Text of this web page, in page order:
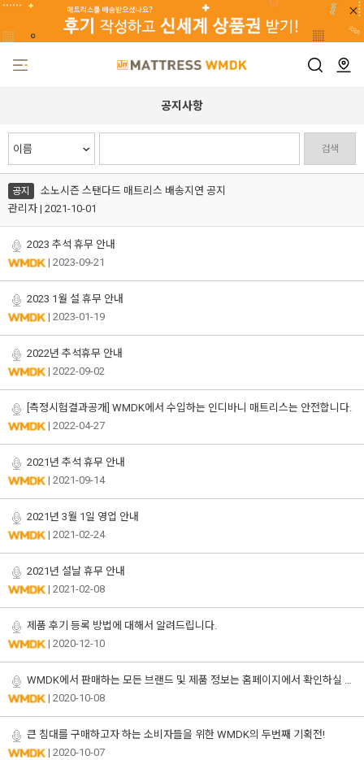
공지사항
검색
공지
소노시즌 스탠다드 매트리스 배송지연 공지
관리자 | 2021-10-01
2023 추석 휴무 안내
| 2023-09-21
2023 1월 설 휴무 안내
| 2023-01-19
2022년 추석휴무 안내
| 2022-09-02
[측정시험결과공개] WMDK에서 수입하는 인디바니 매트리스는 안전합니다.
| 2022-04-27
2021년 추석 휴무 안내
| 2021-09-14
2021년 3월 1일 영업 안내
| 2021-02-24
2021년 설날 휴무 안내
| 2021-02-08
제품 후기 등록 방법에 대해서 알려드립니다.
| 2020-12-10
WMDK에서 판매하는 모든 브랜드 및 제품 정보는 홈페이지에서 확인하실 수 있습니다.
| 2020-10-08
큰 침대를 구매하고자 하는 소비자들을 위한 WMDK의 두번째 기획전!
| 2020-10-07